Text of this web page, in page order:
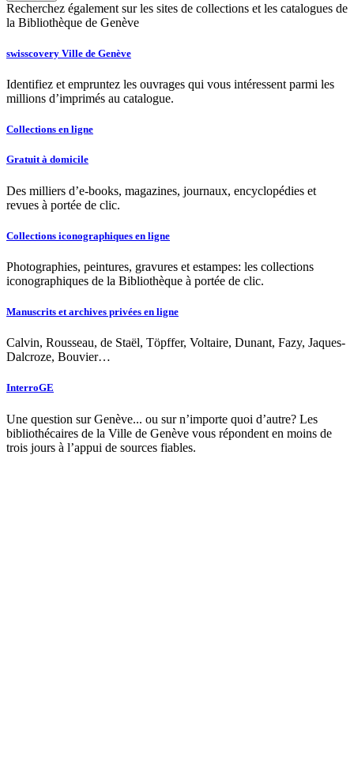
Recherchez également sur les sites de collections et les catalogues de
la Bibliothèque de Genève
swisscovery Ville de Genève
Identifiez et empruntez les ouvrages qui vous intéressent parmi les
millions d’imprimés au catalogue.
Collections en ligne
Gratuit à domicile
Des milliers d’e-books, magazines, journaux, encyclopédies et
revues à portée de clic.
Collections iconographiques en ligne
Photographies, peintures, gravures et estampes: les collections
iconographiques de la Bibliothèque à portée de clic.
Manuscrits et archives privées en ligne
Calvin, Rousseau, de Staël, Töpffer, Voltaire, Dunant, Fazy, Jaques-
Dalcroze, Bouvier…
InterroGE
Une question sur Genève... ou sur n’importe quoi d’autre? Les
bibliothécaires de la Ville de Genève vous répondent en moins de
trois jours à l’appui de sources fiables.